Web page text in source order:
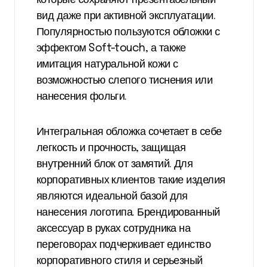
вид даже при активной эксплуатации.
Популярностью пользуются обложки с
эффектом Soft-touch, а также
имитация натуральной кожи с
возможностью слепого тиснения или
нанесения фольги.
Интегральная обложка сочетает в себе
легкость и прочность, защищая
внутренний блок от замятий. Для
корпоративных клиентов такие изделия
являются идеальной базой для
нанесения логотипа. Брендированный
аксессуар в руках сотрудника на
переговорах подчеркивает единство
корпоративного стиля и серьезный